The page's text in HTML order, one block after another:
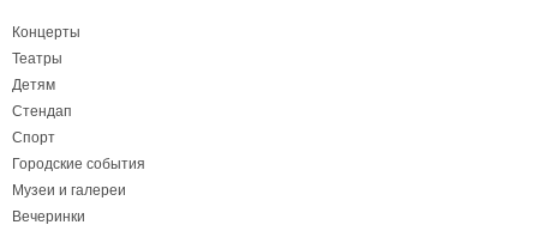
Концерты
Театры
Детям
Стендап
Спорт
Городские события
Музеи и галереи
Вечеринки